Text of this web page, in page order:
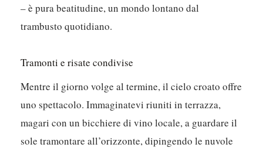
– è pura beatitudine, un mondo lontano dal
trambusto quotidiano.
Tramonti e risate condivise
Mentre il giorno volge al termine, il cielo croato offre
uno spettacolo. Immaginatevi riuniti in terrazza,
magari con un bicchiere di vino locale, a guardare il
sole tramontare all’orizzonte, dipingendo le nuvole